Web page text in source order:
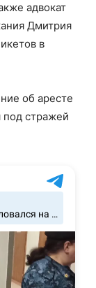
адвокат
Дмитрия
в
об аресте
под стражей